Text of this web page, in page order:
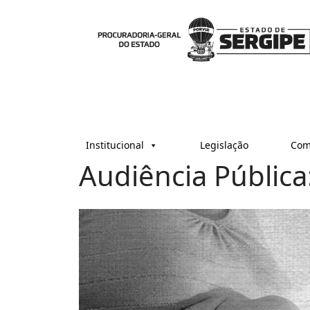
Institucional Legislação
Audiência